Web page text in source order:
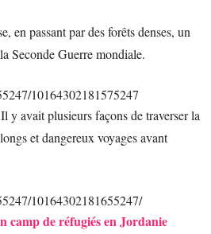
en passant par des forêts denses, un
Seconde Guerre mondiale.
10164302181575247
y avait plusieurs façons de traverser la
et dangereux voyages avant
10164302181655247/
camp de réfugiés en Jordanie